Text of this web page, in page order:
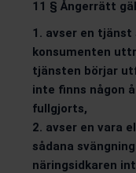
11 § Ångerrätt
1. avser en
konsumenten
tjänsten börjar
inte finns någon
fullgjorts,
2. avser en vara
sådana
näringsidkaren